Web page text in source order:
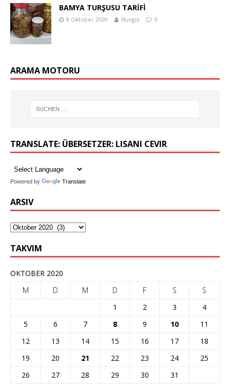
BAMYA TURŞUSU TARİFİ
8 Oktober 2020 Nurgül 0
ARAMA MOTORU
TRANSLATE: ÜBERSETZER: LISANI CEVIR
Powered by Translate
ARSIV
TAKVIM
OKTOBER 2020
M
D M D F S
S
1
2 3
4
5
6 7 8 9 10
11
12
13 14 15 16 17
18
19
20 21 22 23 24
25
26
27 28 29 30
31